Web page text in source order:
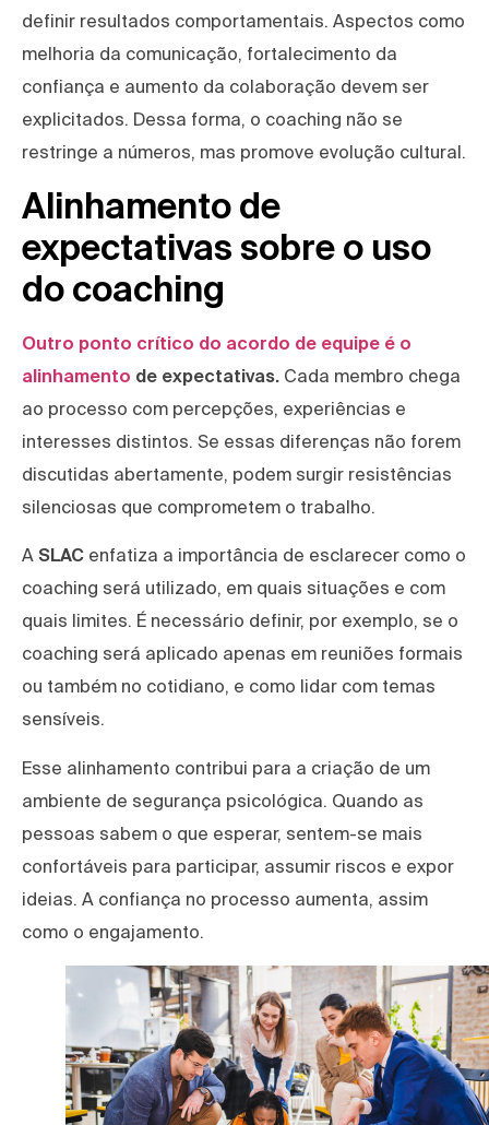
definir resultados comportamentais. Aspectos como
melhoria da comunicação, fortalecimento da
confiança e aumento da colaboração devem ser
explicitados. Dessa forma, o coaching não se
restringe a números, mas promove evolução cultural.
Alinhamento de
expectativas sobre o uso
do coaching
Outro ponto crítico do acordo de equipe é o
alinhamento de expectativas. Cada membro chega
ao processo com percepções, experiências e
interesses distintos. Se essas diferenças não forem
discutidas abertamente, podem surgir resistências
silenciosas que comprometem o trabalho.
A SLAC enfatiza a importância de esclarecer como o
coaching será utilizado, em quais situações e com
quais limites. É necessário definir, por exemplo, se o
coaching será aplicado apenas em reuniões formais
ou também no cotidiano, e como lidar com temas
sensíveis.
Esse alinhamento contribui para a criação de um
ambiente de segurança psicológica. Quando as
pessoas sabem o que esperar, sentem-se mais
confortáveis para participar, assumir riscos e expor
ideias. A confiança no processo aumenta, assim
como o engajamento.